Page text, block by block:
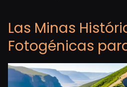
Las Minas
Fotogénicas